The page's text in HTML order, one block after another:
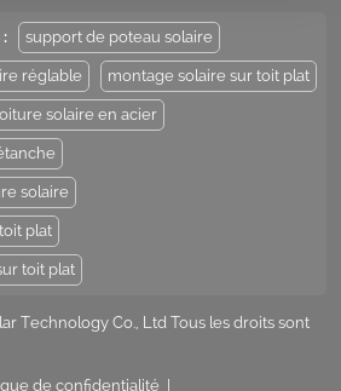
: support de poteau solaire
réglable montage solaire sur toit plat
solaire en acier
solaire
plat
toit plat
Technology Co., Ltd Tous les droits sont
de confidentialité